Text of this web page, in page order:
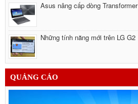
Asus nâng cấp dòng Transformer
Những tính năng mới trên LG G2
QUẢNG CÁO